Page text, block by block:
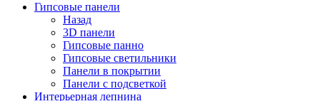
Гипсовые панели
Назад
3D панели
Гипсовые панно
Гипсовые светильники
Панели в покрытии
Панели с подсветкой
Интерьерная лепнина